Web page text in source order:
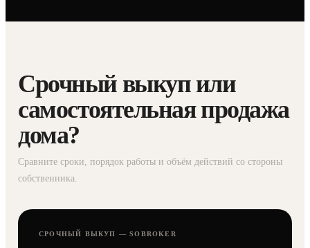
Срочный выкуп или
самостоятельная продажа
дома?
Сравните сроки, порядок работы и объём действий со стороны
собственника.
СРОЧНЫЙ ВЫКУП — SOBROKER